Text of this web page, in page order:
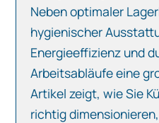
Neben optimaler
hygienischer
Energieeffizienz und
Arbeitsabläufe eine
Artikel zeigt, wie Sie
richtig